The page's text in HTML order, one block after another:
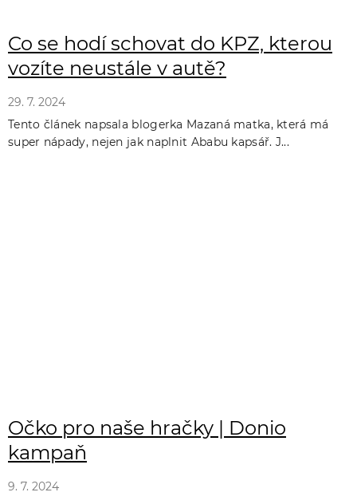
Co se hodí schovat do KPZ, kterou
vozíte neustále v autě?
29. 7. 2024
Tento článek napsala blogerka Mazaná matka, která má
super nápady, nejen jak naplnit Ababu kapsář. J...
Očko pro naše hračky | Donio
kampaň
9. 7. 2024